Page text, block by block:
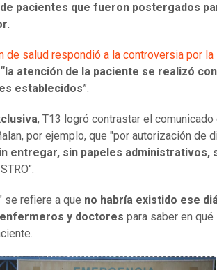
pacientes que fueron postergados
de salud respondió a la controversia por la
“la atención de la paciente se realizó
establecidos”.
, T13 logró contrastar el comunicado
por ejemplo, que "por autorización de
entregar, sin papeles administrativos,
se refiere a que no habría existido ese
y doctores para saber en qué